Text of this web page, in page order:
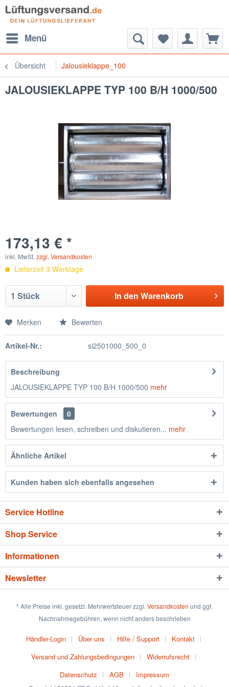
Menü
Übersicht Jalousieklappe_100
JALOUSIEKLAPPE TYP 100 B/H 1000/500
173,13 € *
inkl. MwSt. zzgl. Versandkosten
Lieferzeit 3 Werktage
In den Warenkorb
Merken Bewerten
Artikel-Nr.: si2501000_500_0
Beschreibung
JALOUSIEKLAPPE TYP 100 B/H 1000/500 mehr
Bewertungen
0
Bewertungen lesen, schreiben und diskutieren... mehr
Ähnliche Artikel
Kunden haben sich ebenfalls angesehen
Service Hotline
Shop Service
Informationen
Newsletter
* Alle Preise inkl. gesetzl. Mehrwertsteuer zzgl. Versandkosten und ggf.
Nachnahmegebühren, wenn nicht anders beschrieben
Händler-Login Über uns Hilfe / Support
Kontakt
Versand und Zahlungsbedingungen
Widerrufsrecht
Datenschutz
AGB Impressum